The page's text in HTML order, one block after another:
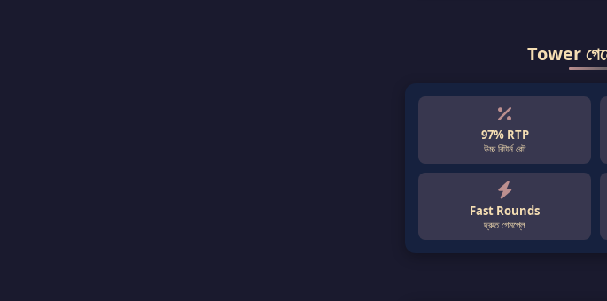
Tower
97% RTP
উচ্চ রিটার্ন রেট
Fast Rounds
দ্রুত গেমপ্লে